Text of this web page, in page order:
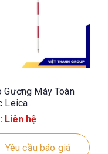
Gương Máy Toàn
Leica
Liên hệ
Yêu cầu báo giá